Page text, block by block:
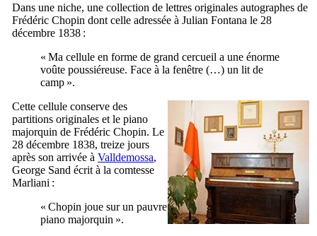
Dans une niche, une collection de lettres originales autographes de
Frédéric Chopin dont celle adressée à Julian Fontana le 28
décembre 1838 :
« Ma cellule en forme de grand cercueil a une énorme
voûte poussiéreuse. Face à la fenêtre (…) un lit de
camp ».
Cette cellule conserve des
partitions originales et le piano
majorquin de Frédéric Chopin. Le
28 décembre 1838, treize jours
après son arrivée à Valldemossa,
George Sand écrit à la comtesse
Marliani :
« Chopin joue sur un pauvre
piano majorquin ».